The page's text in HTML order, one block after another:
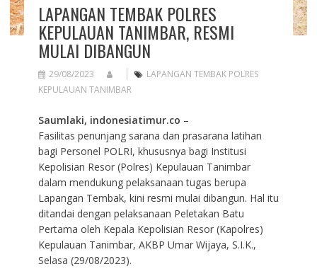
LAPANGAN TEMBAK POLRES
KEPULAUAN TANIMBAR, RESMI
MULAI DIBANGUN
29/08/2023
LAPANGAN TEMBAK POLRES
KEPULAUAN TANIMBAR
Saumlaki, indonesiatimur.co –
Fasilitas penunjang sarana dan prasarana latihan
bagi Personel POLRI, khususnya bagi Institusi
Kepolisian Resor (Polres) Kepulauan Tanimbar
dalam mendukung pelaksanaan tugas berupa
Lapangan Tembak, kini resmi mulai dibangun. Hal itu
ditandai dengan pelaksanaan Peletakan Batu
Pertama oleh Kepala Kepolisian Resor (Kapolres)
Kepulauan Tanimbar, AKBP Umar Wijaya, S.I.K.,
Selasa (29/08/2023).